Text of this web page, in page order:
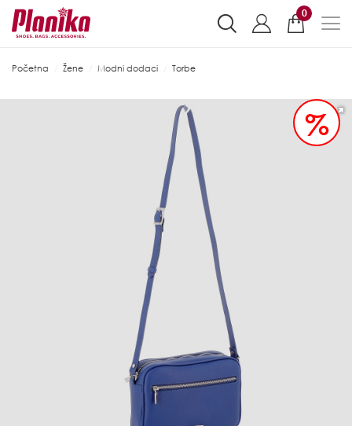
0
Početna Žene Modni dodaci Torbe
%